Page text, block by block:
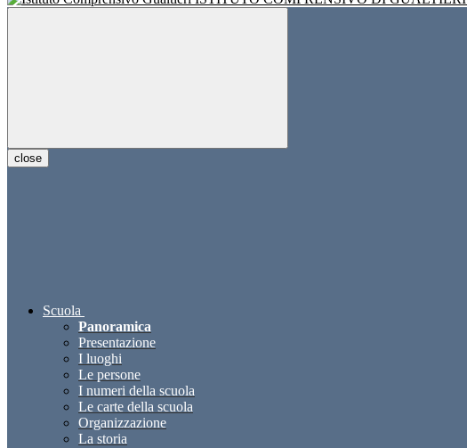
close
Scuola
Panoramica
Presentazione
I luoghi
Le persone
I numeri della scuola
Le carte della scuola
Organizzazione
La storia